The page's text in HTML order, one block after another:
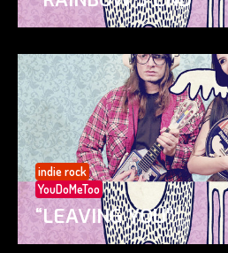
indie rock
YouDoMeToo
“LEAVING YOU”